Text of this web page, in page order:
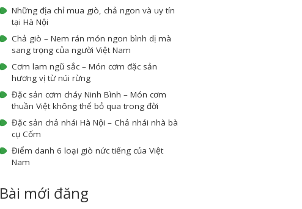
Những địa chỉ mua giò, chả ngon và uy tín
tại Hà Nội
Chả giò – Nem rán món ngon bình dị mà
sang trọng của người Việt Nam
Cơm lam ngũ sắc – Món cơm đặc sản
hương vị từ núi rừng
Đặc sản cơm cháy Ninh Bình – Món cơm
thuần Việt không thể bỏ qua trong đời
Đặc sản chả nhái Hà Nội – Chả nhái nhà bà
cụ Cốm
Điểm danh 6 loại giò nức tiếng của Việt
Nam
Bài mới đăng